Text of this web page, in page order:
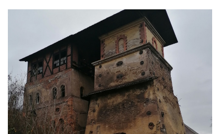
A new documentary film will bring
the history of the cogwheel
railway closer
A unique film with rare historical images and a
new game for children diversified the offer of
experiences for visitors to the Zubačka Museum
in Tisovec